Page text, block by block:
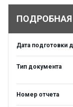
Дата подготовки
Тип документа
Номер отчета